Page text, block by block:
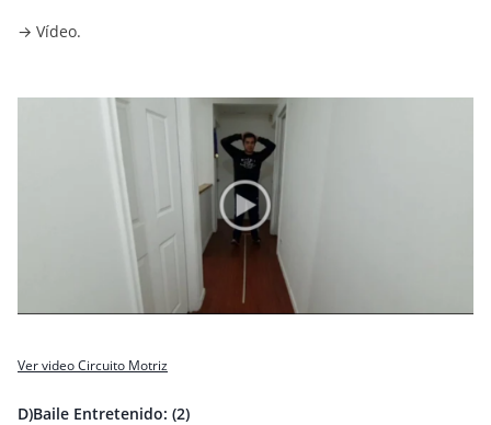
→ Vídeo.
Ver video Circuito Motriz
D)Baile Entretenido: (2)